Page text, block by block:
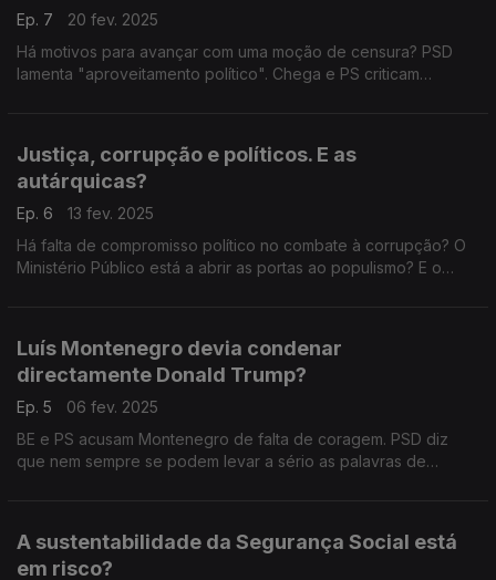
Ep. 7
20 fev. 2025
Há motivos para avançar com uma moção de censura? PSD
lamenta "aproveitamento político". Chega e PS criticam
Justiça, corrupção e políticos. E as
autárquicas?
Ep. 6
13 fev. 2025
Há falta de compromisso político no combate à corrupção? O
Ministério Público está a abrir as portas ao populismo? E o
Luís Montenegro devia condenar
directamente Donald Trump?
Ep. 5
06 fev. 2025
BE e PS acusam Montenegro de falta de coragem. PSD diz
que nem sempre se podem levar a sério as palavras de
A sustentabilidade da Segurança Social está
em risco?